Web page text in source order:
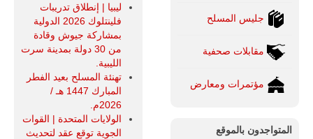
جليس المسلح
مقابلات صحفية
مؤتمرات ومعارض
المتواجدون بالموقع
ليبيا | إنطلاق تدريبات
فلينتلوك 2026 الدولية
بمشاركة جيوش وقادة
من 30 دولة بمدينة سرت
الليبية.
تهنئة المسلح بعيد الفطر
المبارك 1447 هـ /
2026م.
الولايات المتحدة | القوات
الجوية توقع عقد لتحديث